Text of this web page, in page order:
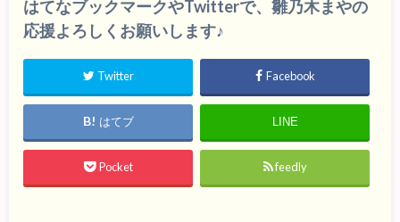
はてなブックマークやTwitterで、雛乃木まやの
応援よろしくお願いします♪
Twitter Facebook
はてブ LINE
Pocket feedly